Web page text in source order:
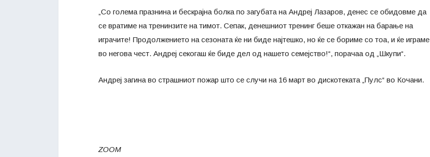
„Со голема празнина и бескрајна болка по загубата на Андреј Лазаров, денес се обидовме да
се вратиме на тренинзите на тимот. Сепак, денешниот тренинг беше откажан на барање на
играчите! Продолжението на сезоната ќе ни биде најтешко, но ќе се бориме со тоа, и ќе играме
во негова чест. Андреј секогаш ќе биде дел од нашето семејство!“, порачаа од „Шкупи“.
Андреј загина во страшниот пожар што се случи на 16 март во дискотеката „Пулс“ во Кочани.
ZOOM